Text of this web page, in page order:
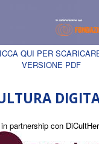
QUI PER
VERSIONE PDF
in partnership con